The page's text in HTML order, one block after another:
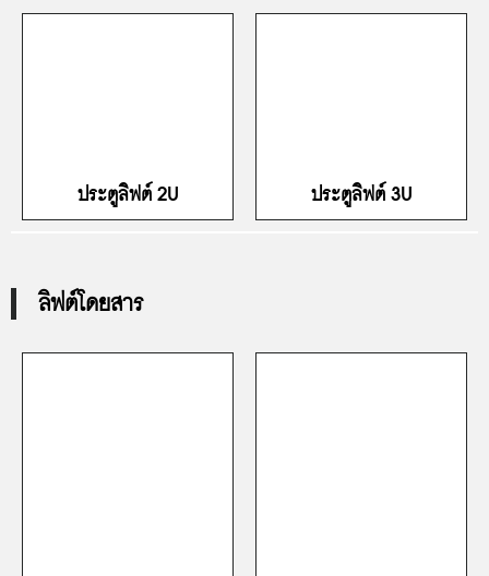
ประตูลิฟต์ 2U ประตูลิฟต์ 3U
ลิฟต์โดยสาร